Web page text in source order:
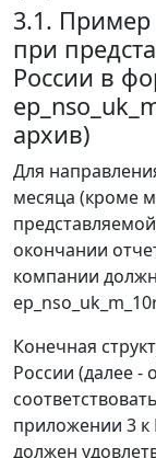
3.1. Пример
при
России в
архив)
Для
месяца (кроме
окончании
компании
Конечная
России (далее -
приложении 3 к
должен